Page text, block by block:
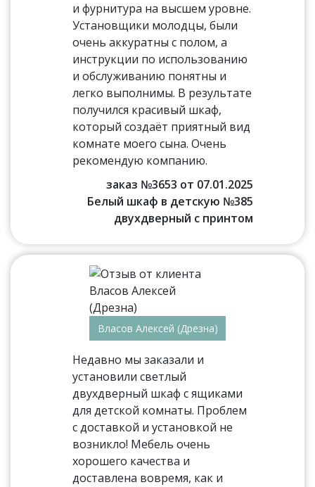
и фурнитура на высшем уровне.
Установщики молодцы, были
очень аккуратны с полом, а
инструкции по использованию
и обслуживанию понятны и
легко выполнимы. В результате
получился красивый шкаф,
который создаёт приятный вид
комнате моего сына. Очень
рекомендую компанию.
заказ №3653 от 07.01.2025
Белый шкаф в детскую №385
двухдверный с принтом
Власов Алексей (Дрезна)
Недавно мы заказали и
установили светлый
двухдверный шкаф с ящиками
для детской комнаты. Проблем
с доставкой и установкой не
возникло! Мебель очень
хорошего качества и
доставлена вовремя, как и